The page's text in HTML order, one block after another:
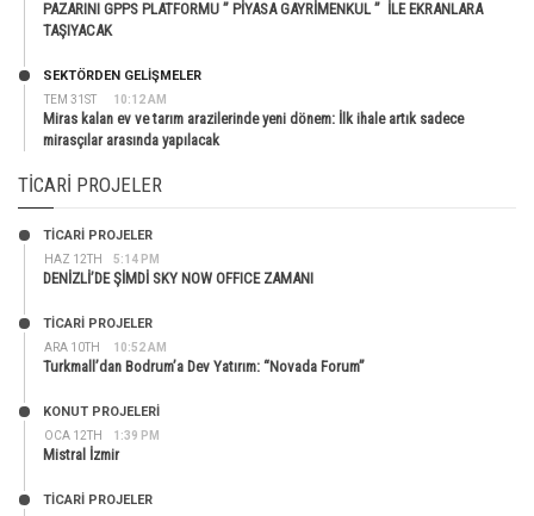
PAZARINI GPPS PLATFORMU ” PİYASA GAYRİMENKUL ” İLE EKRANLARA
TAŞIYACAK
TEM 31ST 10:12 AM
SEKTÖRDEN GELIŞMELER
Miras kalan ev ve tarım arazilerinde yeni dönem: İlk ihale artık sadece
mirasçılar arasında yapılacak
TICARI PROJELER
HAZ 12TH 5:14 PM
TİCARİ PROJELER
DENİZLİ’DE ŞİMDİ SKY NOW OFFICE ZAMANI
ARA 10TH 10:52 AM
TİCARİ PROJELER
Turkmall’dan Bodrum’a Dev Yatırım: “Novada Forum”
OCA 12TH 1:39 PM
KONUT PROJELERI
Mistral İzmir
TİCARİ PROJELER